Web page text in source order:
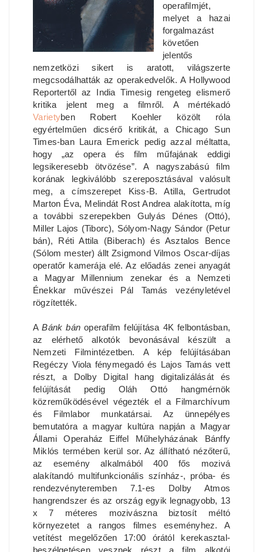
operafilmjét,
melyet a hazai
forgalmazást
követően
jelentős
nemzetközi sikert is aratott, világszerte
megcsodálhatták az operakedvelők. A Hollywood
Reportertől az India Timesig rengeteg elismerő
kritika jelent meg a filmről. A mértékadó
Varietyben Robert Koehler közölt róla
egyértelműen dicsérő kritikát, a Chicago Sun
Times-ban Laura Emerick pedig azzal méltatta,
hogy „az opera és film műfajának eddigi
legsikeresebb ötvözése”. A nagyszabású film
korának legkiválóbb szereposztásával valósult
meg, a címszerepet Kiss-B. Atilla, Gertrudot
Marton Éva, Melindát Rost Andrea alakította, míg
a további szerepekben Gulyás Dénes (Ottó),
Miller Lajos (Tiborc), Sólyom-Nagy Sándor (Petur
bán), Réti Attila (Biberach) és Asztalos Bence
(Sólom mester) állt Zsigmond Vilmos Oscar-díjas
operatőr kamerája elé. Az előadás zenei anyagát
a Magyar Millennium zenekar és a Nemzeti
Énekkar művészei Pál Tamás vezényletével
rögzítették.
ABánk bán operafilm felújítása 4K felbontásban,
az elérhető alkotók bevonásával készült a
Nemzeti Filmintézetben. A kép felújításában
Regéczy Viola fénymegadó és Lajos Tamás vett
részt, a Dolby Digital hang digitalizálását és
felújítását pedig Oláh Ottó hangmérnök
közreműködésével végezték el a Filmarchívum
és Filmlabor munkatársai. Az ünnepélyes
bemutatóra a magyar kultúra napján a Magyar
Állami Operaház Eiffel Műhelyházának Bánffy
Miklós termében kerül sor. Az állítható nézőterű,
az esemény alkalmából 400 fős mozivá
alakítandó multifunkcionális színház-, próba- és
rendezvényteremben 7.1-es Dolby Atmos
hangrendszer és az ország egyik legnagyobb, 13
x 7 méteres mozivászna biztosít méltó
környezetet a rangos filmes eseményhez. A
vetítést megelőzően 17:00 órától kerekasztal-
beszélgetésen vesznek részt a film alkotói